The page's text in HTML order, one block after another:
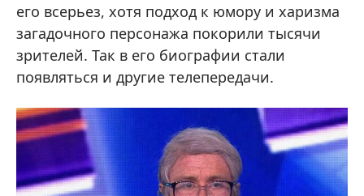
его всерьез, хотя подход к юмору и харизма
загадочного персонажа покорили тысячи
зрителей. Так в его биографии стали
появляться и другие телепередачи.